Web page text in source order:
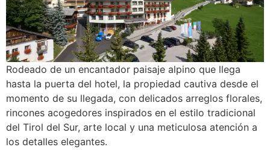
Rodeado de un encantador paisaje alpino que llega
hasta la puerta del hotel, la propiedad cautiva desde el
momento de su llegada, con delicados arreglos florales,
rincones acogedores inspirados en el estilo tradicional
del Tirol del Sur, arte local y una meticulosa atención a
los detalles elegantes.